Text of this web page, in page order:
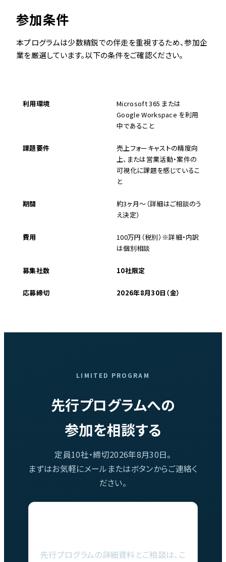
参加条件
本プログラムは少数精鋭での伴走を重視するため、参加企
業を厳選しています。以下の条件をご確認ください。
利用環境
Microsoft 365 または
Google Workspace を利用
中であること
課題要件
売上フォーキャストの精度向
上、または営業活動・案件の
可視化に課題を感じているこ
と
期間
約3ヶ月〜（詳細はご相談のう
え決定）
費用
100万円（税別）※詳細・内訳
は個別相談
募集社数 10社限定
応募締切 2026年8月30日（金）
LIMITED PROGRAM
先行プログラムへの
参加を相談する
定員10社・締切2026年8月30日。
まずはお気軽にメールまたはボタンからご連絡く
ださい。
先行プログラムの詳細資料とご相談は、こ